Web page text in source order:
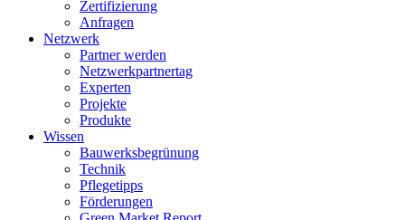
Zertifizierung
Anfragen
Netzwerk
Partner werden
Netzwerkpartnertag
Experten
Projekte
Produkte
Wissen
Bauwerksbegrünung
Technik
Pflegetipps
Förderungen